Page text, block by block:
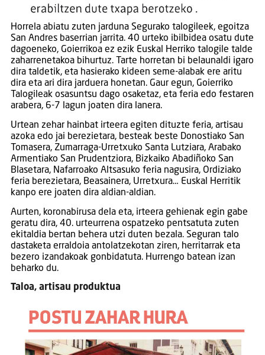
Horrela abiatu zuten jarduna Segurako talogileek, egoitza
San Andres baserrian jarrita. 40 urteko ibilbidea osatu dute
dagoeneko, Goierrikoa ez ezik Euskal Herriko talogile talde
zaharrenetakoa bihurtuz. Tarte horretan bi belaunaldi igaro
dira taldetik, eta hasierako kideen seme-alabak ere aritu
dira eta ari dira jarduera honetan. Gaur egun, Goierriko
Talogileak osasuntsu dago osaketaz, eta feria edo festaren
arabera, 6-7 lagun joaten dira lanera.
Urtean zehar hainbat irteera egiten dituzte feria, artisau
azoka edo jai berezietara, besteak beste Donostiako San
Tomasera, Zumarraga-Urretxuko Santa Lutziara, Arabako
Armentiako San Prudentziora, Bizkaiko Abadiñoko San
Blasetara, Nafarroako Altsasuko feria nagusira, Ordiziako
feria berezietara, Beasainera, Urretxura… Euskal Herritik
kanpo ere joaten dira aldian-aldian.
Aurten, koronabirusa dela eta, irteera gehienak egin gabe
geratu dira, 40. urteurrena ospatzeko pentsatuta zuten
ekitaldia bertan behera utzi duten bezala. Seguran talo
dastaketa erraldoia antolatzekotan ziren, herritarrak eta
bezero izandakoak gonbidatuta. Hurrengo batean izan
beharko du.
Taloa, artisau produktua